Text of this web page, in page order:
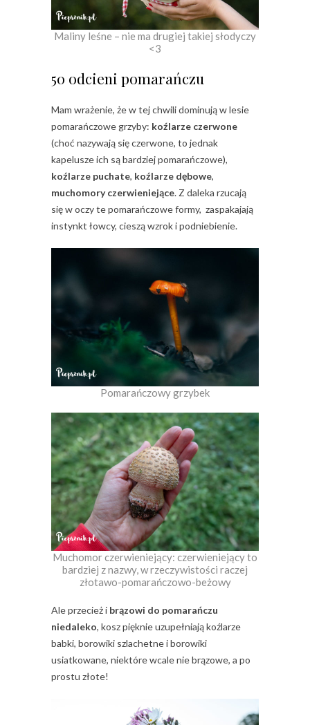
Maliny leśne – nie ma drugiej takiej słodyczy
<3
50 odcieni pomarańczu
Mam wrażenie, że w tej chwili dominują w lesie
pomarańczowe grzyby: koźlarze czerwone
(choć nazywają się czerwone, to jednak
kapelusze ich są bardziej pomarańczowe),
koźlarze puchate, koźlarze dębowe,
muchomory czerwieniejące. Z daleka rzucają
się w oczy te pomarańczowe formy, zaspakajają
instynkt łowcy, cieszą wzrok i podniebienie.
Pomarańczowy grzybek
Muchomor czerwieniejący: czerwieniejący to
bardziej z nazwy, w rzeczywistości raczej
złotawo-pomarańczowo-beżowy
Ale przecież i brązowi do pomarańczu
niedaleko, kosz pięknie uzupełniają koźlarze
babki, borowiki szlachetne i borowiki
usiatkowane, niektóre wcale nie brązowe, a po
prostu złote!